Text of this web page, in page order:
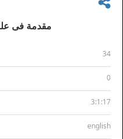
مقدمة فى علم
34
0
3:1:17
english